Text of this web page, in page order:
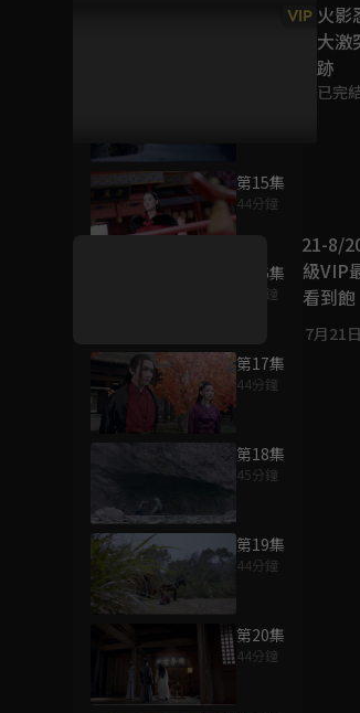
第15集
44分鐘
第16集
44分鐘
第17集
44分鐘
第18集
45分鐘
第19集
44分鐘
第20集
44分鐘
VIP 火影
大激
跡
已完
好康資訊
7/21-8/
升級
戲看到飽
7月21日